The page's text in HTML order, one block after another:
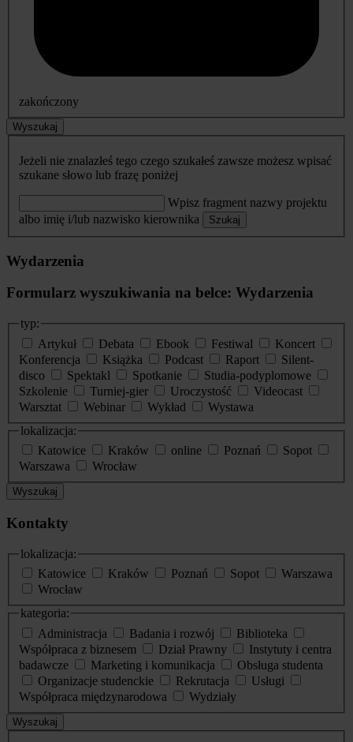
zakończony
Wyszukaj
Jeżeli nie znalazłeś tego czego szukałeś zawsze możesz wpisać
szukane słowo lub frazę poniżej
Wpisz fragment nazwy projektu
albo imię i/lub nazwisko kierownika
Szukaj
Wydarzenia
Formularz wyszukiwania na belce: Wydarzenia
typ:
Artykuł
Debata Ebook Festiwal
Koncert
Konferencja
Książka Podcast Raport
Silent-
disco
Spektakl Spotkanie
Studia-podyplomowe
Szkolenie
Turniej-gier Uroczystość
Videocast
Warsztat
Webinar Wykład
Wystawa
lokalizacja:
Katowice
Kraków online Poznań
Sopot
Warszawa
Wrocław
Wyszukaj
Kontakty
lokalizacja:
Katowice
Kraków Poznań Sopot
Warszawa
Wrocław
kategoria:
Administracja
Badania i rozwój
Biblioteka
Współpraca z biznesem
Dział Prawny
Instytuty i centra
badawcze
Marketing i komunikacja
Obsługa studenta
Organizacje studenckie
Rekrutacja
Usługi
Współpraca międzynarodowa
Wydziały
Wyszukaj